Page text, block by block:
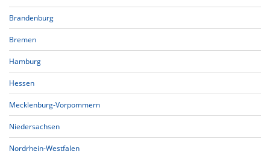
Brandenburg
Bremen
Hamburg
Hessen
Mecklenburg-Vorpommern
Niedersachsen
Nordrhein-Westfalen